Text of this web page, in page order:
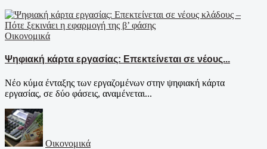
Οικονομικά
Ψηφιακή κάρτα εργασίας: Επεκτείνεται σε νέους...
Νέο κύμα ένταξης των εργαζομένων στην ψηφιακή κάρτα
εργασίας, σε δύο φάσεις, αναμένεται...
Οικονομικά